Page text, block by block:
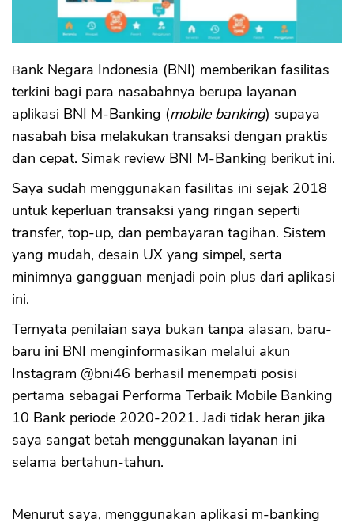
Bank Negara Indonesia (BNI) memberikan fasilitas
terkini bagi para nasabahnya berupa layanan
aplikasi BNI M-Banking (mobile banking) supaya
nasabah bisa melakukan transaksi dengan praktis
dan cepat. Simak review BNI M-Banking berikut ini.
Saya sudah menggunakan fasilitas ini sejak 2018
untuk keperluan transaksi yang ringan seperti
transfer, top-up, dan pembayaran tagihan. Sistem
yang mudah, desain UX yang simpel, serta
minimnya gangguan menjadi poin plus dari aplikasi
ini.
Ternyata penilaian saya bukan tanpa alasan, baru-
baru ini BNI menginformasikan melalui akun
Instagram @bni46 berhasil menempati posisi
pertama sebagai Performa Terbaik Mobile Banking
10 Bank periode 2020-2021. Jadi tidak heran jika
saya sangat betah menggunakan layanan ini
selama bertahun-tahun.
Menurut saya, menggunakan aplikasi m-banking